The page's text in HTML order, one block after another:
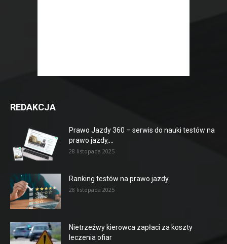
REDAKCJA
Prawo Jazdy 360 – serwis do nauki testów na
prawo jazdy,...
28 listopada 2025
Ranking testów na prawo jazdy
28 listopada 2025
Nietrzeźwy kierowca zapłaci za koszty
leczenia ofiar